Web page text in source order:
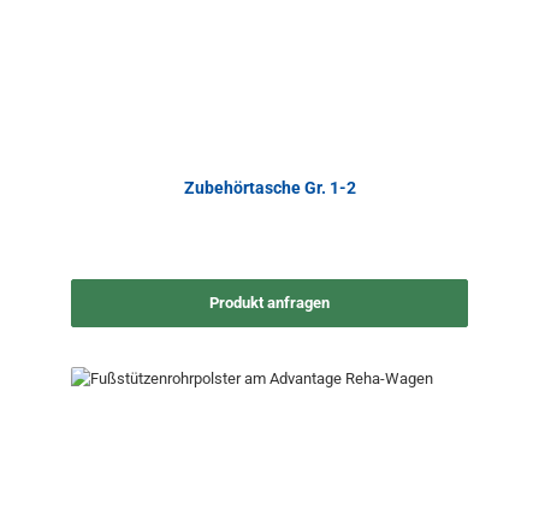
Zubehörtasche Gr. 1-2
Produkt anfragen